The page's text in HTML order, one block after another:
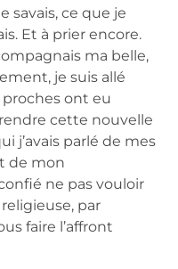
savais, ce que je
Et à prier encore.
ma belle,
je suis allé
ont eu
cette nouvelle
j’avais parlé de mes
de mon
ne pas vouloir
par
faire l’affront